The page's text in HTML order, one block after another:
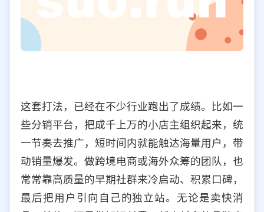
这套打法，已经在不少行业跑出了成绩。比如一
些分销平台，把成千上万的小店主组织起来，统
一节奏去推广，短时间内就能触达海量用户，带
动销量爆发。做跨境电商或海外众筹的团队，也
常常靠高质量的早期社群来冷启动、积累口碑，
最后把用户引向自己的独立站。无论是卖快消